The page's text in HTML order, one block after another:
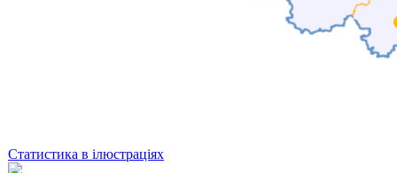
Статистика в ілюстраціях